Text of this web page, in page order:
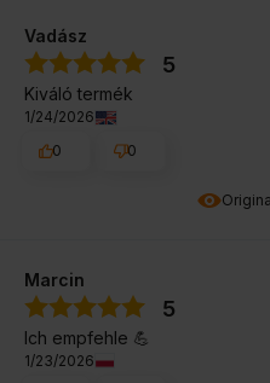
Vadász
5
Kiváló termék
1/24/2026
0
0
Marcin
5
Ich empfehle 💪
1/23/2026